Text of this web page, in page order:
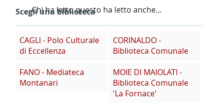
Chi ha letto questo ha letto anche...
Scegli una biblioteca
CAGLI - Polo Culturale
di Eccellenza
CORINALDO -
Biblioteca Comunale
FANO - Mediateca
Montanari
MOIE DI MAIOLATI -
Biblioteca Comunale
'La Fornace'